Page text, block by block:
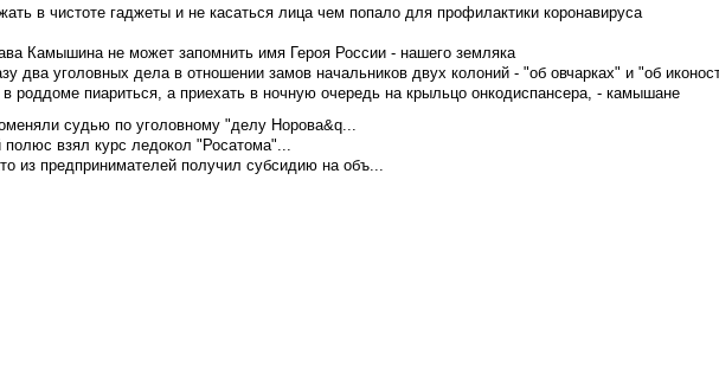
в чистоте гаджеты и не касаться лица чем попало для профилактики коронавируса
Камышина не может запомнить имя Героя России - нашего земляка
два уголовных дела в отношении замов начальников двух колоний - "об овчарках" и "об
роддоме пиариться, а приехать в ночную очередь на крыльцо онкодиспансера, - камышане
судью по уголовному "делу Норова&q...
взял курс ледокол "Росатома"...
из предпринимателей получил субсидию на объ...